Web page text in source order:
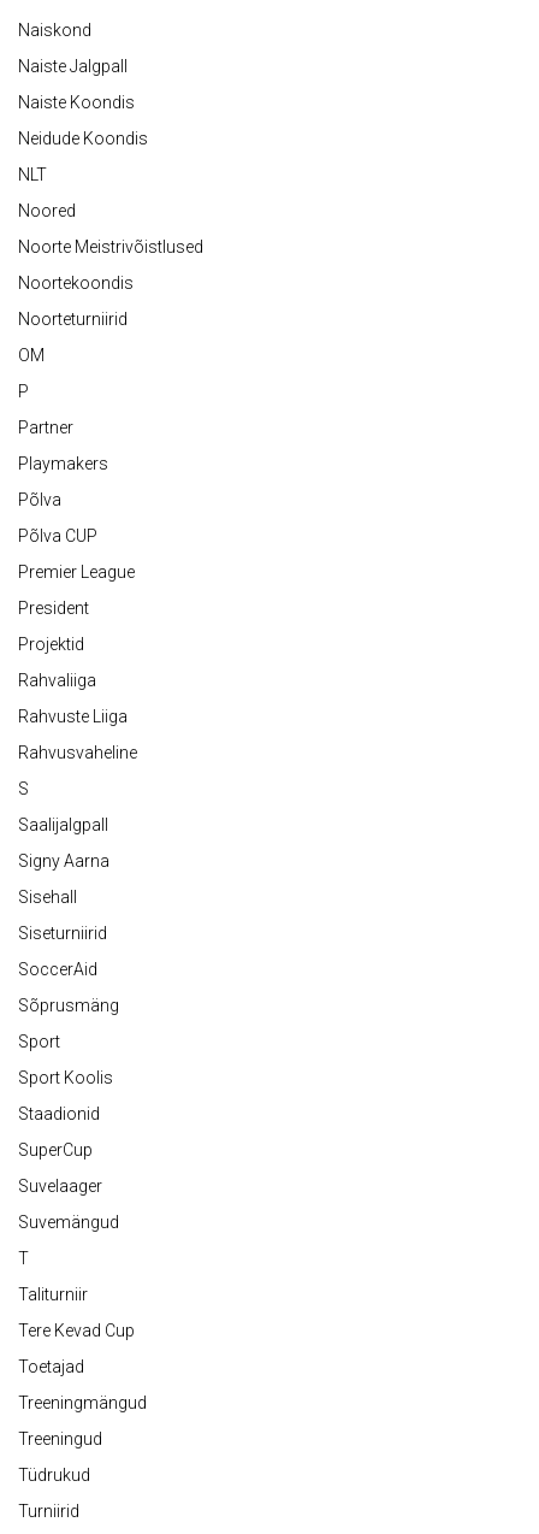
Naiskond
Naiste Jalgpall
Naiste Koondis
Neidude Koondis
NLT
Noored
Noorte Meistrivõistlused
Noortekoondis
Noorteturniirid
OM
P
Partner
Playmakers
Põlva
Põlva CUP
Premier League
President
Projektid
Rahvaliiga
Rahvuste Liiga
Rahvusvaheline
S
Saalijalgpall
Signy Aarna
Sisehall
Siseturniirid
SoccerAid
Sõprusmäng
Sport
Sport Koolis
Staadionid
SuperCup
Suvelaager
Suvemängud
T
Taliturniir
Tere Kevad Cup
Toetajad
Treeningmängud
Treeningud
Tüdrukud
Turniirid